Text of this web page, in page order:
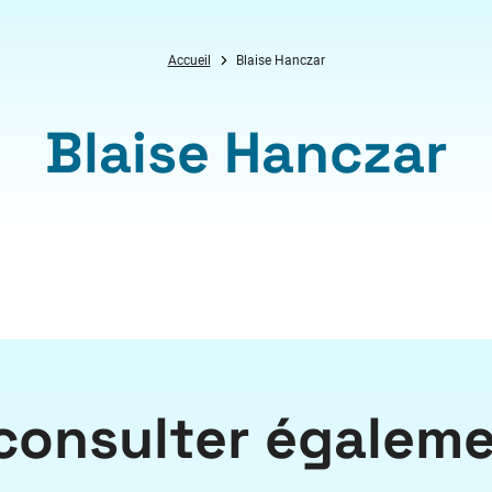
Accueil Blaise Hanczar
Blaise Hanczar